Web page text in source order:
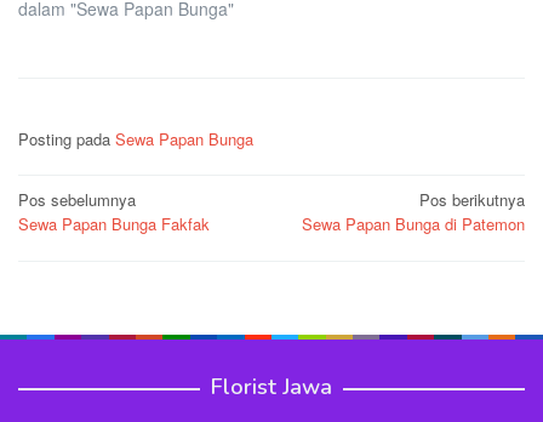
dalam "Sewa Papan Bunga"
Posting pada Sewa Papan Bunga
Navigasi
pos
Pos sebelumnya
Sewa Papan Bunga Fakfak
Pos berikutnya
Sewa Papan Bunga di Patemon
Florist Jawa